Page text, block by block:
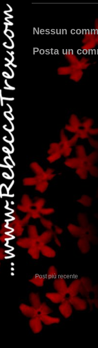
Nessun
Posta un
Post più recente